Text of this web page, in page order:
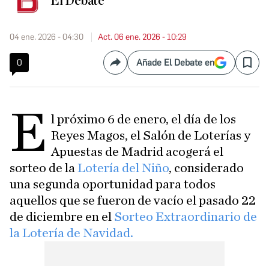
04 ene. 2026 - 04:30 Act. 06 ene. 2026 - 10:29
0 CompartirAñade El Debate en Save
E l próximo 6 de enero, el día de los
Reyes Magos, el Salón de Loterías y
Apuestas de Madrid acogerá el
sorteo de la Lotería del Niño, considerado
una segunda oportunidad para todos
aquellos que se fueron de vacío el pasado 22
de diciembre en el Sorteo Extraordinario de
la Lotería de Navidad.